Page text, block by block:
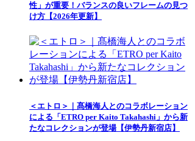
性」が重要！バランスの良いフレームの見つ
け方【2026年更新】
＜エトロ＞｜髙橋海人とのコラボレーション
による「ETRO per Kaito Takahashi」から新
たなコレクションが登場【伊勢丹新宿店】